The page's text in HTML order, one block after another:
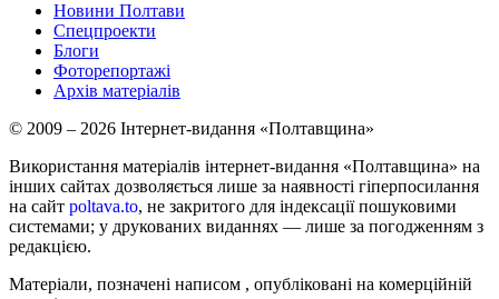
Новини Полтави
Спецпроекти
Блоги
Фоторепортажі
Архів матеріалів
© 2009 – 2026 Інтернет-видання «Полтавщина»
Використання матеріалів інтернет-видання «Полтавщина» на
інших сайтах дозволяється лише за наявності гіперпосилання
на сайт poltava.to, не закритого для індексації пошуковими
системами; у друкованих виданнях — лише за погодженням з
редакцією.
Матеріали, позначені написом , опубліковані на комерційній